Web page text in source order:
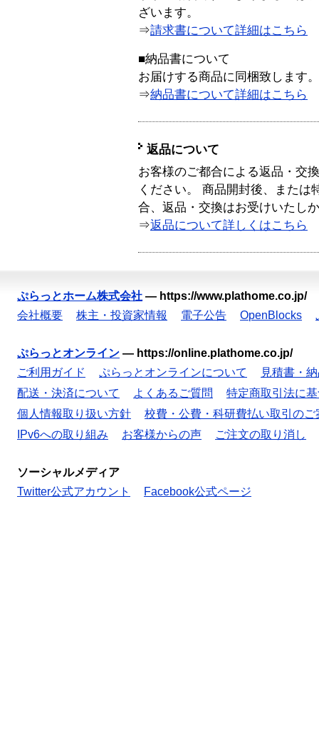
ざいます。
⇒請求書について詳細はこちら
■納品書について
お届けする商品に同梱致します。
⇒納品書について詳細はこちら
返品について
お客様のご都合による返品・交
ください。 商品開封後、または
合、返品・交換はお受けいたし
⇒返品について詳しくはこちら
ぷらっとホーム株式会社 — https://www.plathome.co.jp/
会社概要
株主・投資家情報 電子公告 OpenBlocks
ぷらっとオンライン — https://online.plathome.co.jp/
ご利用ガイド
ぷらっとオンラインについて
見積書・
配送・決済について
よくあるご質問
特定商取引法に
個人情報取り扱い方針
校費・公費・科研費払い取引のご
IPv6への取り組み
お客様からの声 ご注文の取り消し
ソーシャルメディア
Twitter公式アカウント
Facebook公式ページ